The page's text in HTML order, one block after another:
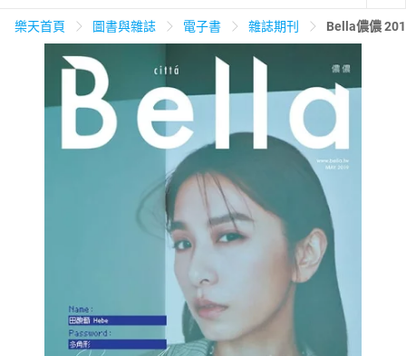
美食蛋糕
男裝 化妝保養 情趣用品
日本購物 電子/紙本書
HOT
樂天首頁 圖書與雜誌 電子書 雜誌期刊 Bella儂儂